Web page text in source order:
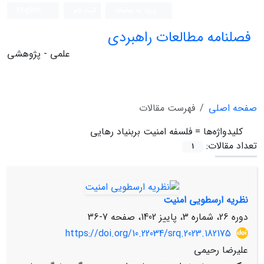
فصلنامه مطالعات راهبردی
علمی - پژوهشی
صفحه اصلی
فهرست مقالات
کلیدواژه‌ها = فلسفه امنیت بربنیاد رهایی
تعداد مقالات:
1
نظریه ارسطویی امنیت
دوره 26، شماره 3، پاییز 1402، صفحه
7-36
https://doi.org/10.22034/srq.2023.182175
علیرضا رحیمی